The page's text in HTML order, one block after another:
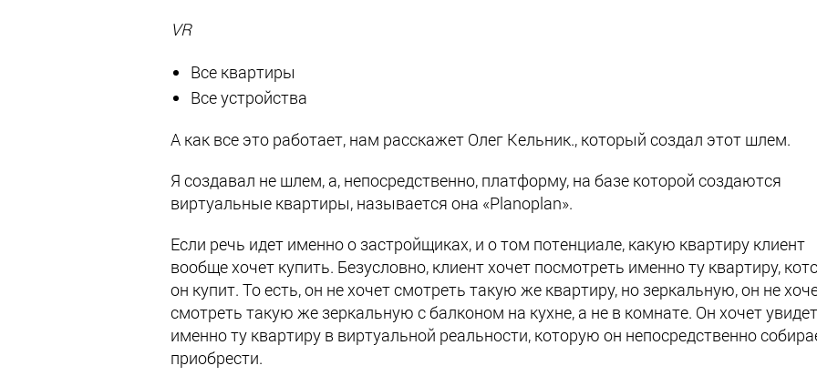
VR
Все квартиры
Все устройства
А как все это работает, нам расскажет Олег Кельник., который создал этот шлем.
Я создавал не шлем, а, непосредственно, платформу, на базе которой создаются
виртуальные квартиры, называется она «Planoplan».
Если речь идет именно о застройщиках, и о том потенциале, какую квартиру клиент
вообще хочет купить. Безусловно, клиент хочет посмотреть именно ту квартиру,
он купит. То есть, он не хочет смотреть такую же квартиру, но зеркальную, он не
смотреть такую же зеркальную с балконом на кухне, а не в комнате. Он хочет
именно ту квартиру в виртуальной реальности, которую он непосредственно
приобрести.